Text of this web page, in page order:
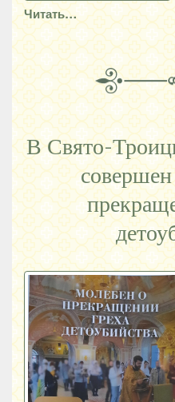
Читать…
В Свято-